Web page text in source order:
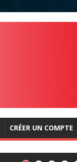
CRÉER UN COMPTE